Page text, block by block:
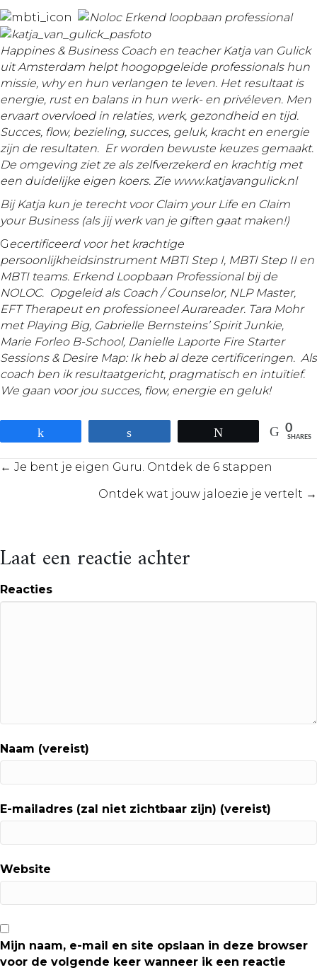
Happines & Business Coach en teacher Katja van Gulick
uit Amsterdam helpt hoogopgeleide professionals hun
missie, why en hun verlangen te leven. Het resultaat is
energie, rust en balans in hun werk- en privéleven. Men
ervaart overvloed in relaties, werk, gezondheid en tijd.
Succes, flow, bezieling, succes, geluk, kracht en energie
zijn de resultaten. Er worden bewuste keuzes gemaakt.
De omgeving ziet ze als zelfverzekerd en krachtig met
een duidelijke eigen koers. Zie www.katjavangulick.nl
Bij Katja kun je terecht voor Claim your Life en Claim
your Business (als jij werk van je giften gaat maken!)
Gecertificeerd voor het krachtige
persoonlijkheidsinstrument MBTI Step I, MBTI Step II en
MBTI teams. Erkend Loopbaan Professional bij de
NOLOC. Opgeleid als Coach / Counselor, NLP Master,
EFT Therapeut en professioneel Aurareader. Tara Mohr
met Playing Big, Gabrielle Bernsteins’ Spirit Junkie,
Marie Forleo B-School, Danielle Laporte Fire Starter
Sessions & Desire Map: Ik heb al deze certificeringen. Als
coach ben ik resultaatgericht, pragmatisch en intuïtief.
We gaan voor jou succes, flow, energie en geluk!
0
SHARES
Posts
navigation
← Je bent je eigen Guru. Ontdek de 6 stappen
Ontdek wat jouw jaloezie je vertelt →
Laat een reactie achter
Reacties
Naam (vereist)
E-mailadres (zal niet zichtbaar zijn) (vereist)
Website
Mijn naam, e-mail en site opslaan in deze browser
voor de volgende keer wanneer ik een reactie